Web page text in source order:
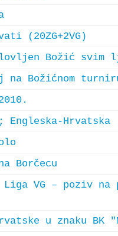
(20ZG+2VG)
Božić svim
na Božićnom
Engleska-Hrvatska
Borčecu
Liga VG – poziv na
u znaku BK